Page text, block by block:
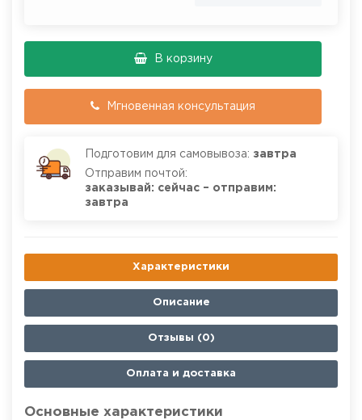
В корзину
Мгновенная консультация
Подготовим для самовывоза: завтра
Отправим почтой:
заказывай: сейчас – отправим:
завтра
Характеристики
Описание
Отзывы (0)
Оплата и доставка
Основные характеристики